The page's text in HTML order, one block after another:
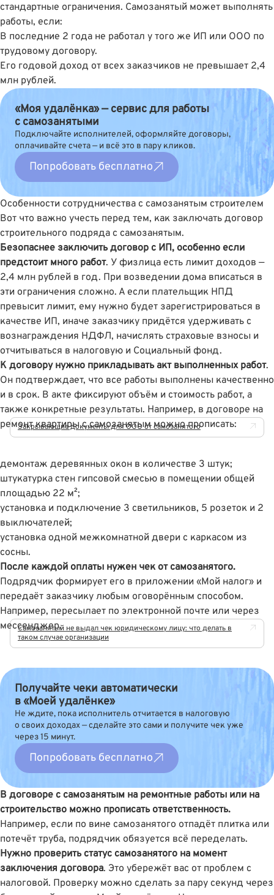
стандартные ограничения. Самозанятый может выполнять
работы, если:
В последние 2 года не работал у того же ИП или ООО по
трудовому договору.
Его годовой доход от всех заказчиков не превышает 2,4
млн рублей.
«Моя удалёнка» — сервис для работы
с самозанятыми
Подключайте исполнителей, оформляйте договоры,
оплачивайте счета — и всё это в пару кликов.
Попробовать бесплатно
Особенности сотрудничества с самозанятым строителем
Вот что важно учесть перед тем, как заключать договор
строительного подряда с самозанятым.
Безопаснее заключить договор с ИП, особенно если
предстоит много работ. У физлица есть лимит доходов —
2,4 млн рублей в год. При возведении дома вписаться в
эти ограничения сложно. А если плательщик НПД
превысит лимит, ему нужно будет зарегистрироваться в
качестве ИП, иначе заказчику придётся удерживать с
вознаграждения НДФЛ, начислять страховые взносы и
отчитываться в налоговую и Социальный фонд.
К договору нужно прикладывать акт выполненных работ.
Он подтверждает, что все работы выполнены качественно
и в срок. В акте фиксируют объём и стоимость работ, а
также конкретные результаты. Например, в договоре на
ремонт квартиры с самозанятым можно прописать:
Закрывающие документы для ООО от самозанятого
демонтаж деревянных окон в количестве 3 штук;
штукатурка стен гипсовой смесью в помещении общей
площадью 22 м²;
установка и подключение 3 светильников, 5 розеток и 2
выключателей;
установка одной межкомнатной двери с каркасом из
сосны.
После каждой оплаты нужен чек от самозанятого.
Подрядчик формирует его в приложении «Мой налог» и
передаёт заказчику любым оговорённым способом.
Например, пересылает по электронной почте или через
мессенджер.
Самозанятый не выдал чек юридическому лицу: что делать в
таком случае организации
Получайте чеки автоматически
в «Моей удалёнке»
Не ждите, пока исполнитель отчитается в налоговую
о своих доходах — сделайте это сами и получите чек уже
через 15 минут.
Попробовать бесплатно
В договоре с самозанятым на ремонтные работы или на
строительство можно прописать ответственность.
Например, если по вине самозанятого отпадёт плитка или
потечёт труба, подрядчик обязуется всё переделать.
Нужно проверить статус самозанятого на момент
заключения договора. Это убережёт вас от проблем с
налоговой. Проверку можно сделать за пару секунд через